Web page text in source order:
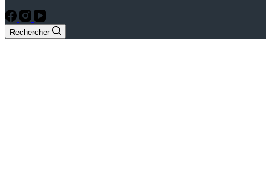
Rechercher